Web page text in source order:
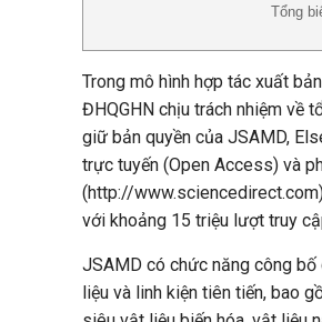
Tổng
Trong mô hình hợp tác xuất
ĐHQGHN chịu trách nhiệm về
giữ bản quyền của JSAMD,
trực tuyến (Open Access) và
(http://
với khoảng 15 triệu lượt truy
JSAMD có chức năng công
liệu và linh kiện tiên tiến, bao